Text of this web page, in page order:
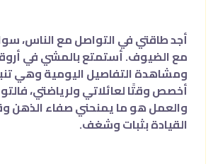
أجد طاقتي في التواصل مع الناس،
مع الضيوف. أستمتع بالمشي في أروقة
ومشاهدة التفاصيل اليومية وهي
أخصص وقتًا لعائلاتي ولرياضتي،
والعمل هو ما يمنحني صفاء الذهن
القيادة بثبات وشغف.